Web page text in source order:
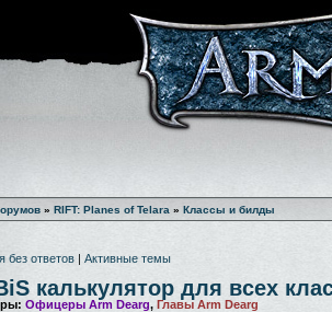
» RIFT: Planes of Telara » Классы и билды
без ответов | Активные темы
калькулятор для всех
Офицеры Arm Dearg, Главы Arm Dearg